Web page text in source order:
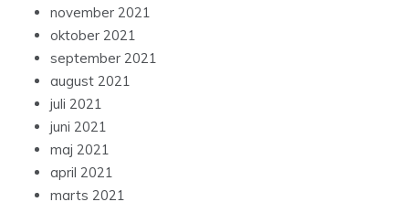
november 2021
oktober 2021
september 2021
august 2021
juli 2021
juni 2021
maj 2021
april 2021
marts 2021